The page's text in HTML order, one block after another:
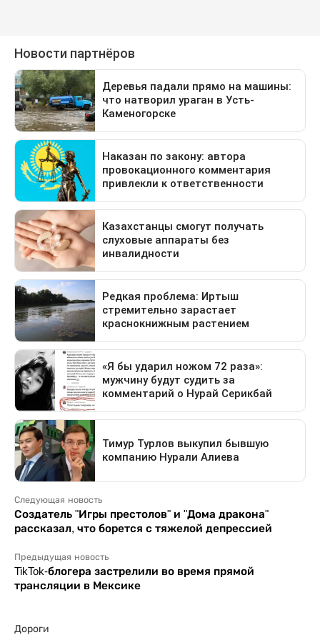
Следующая новость
Создатель "Игры престолов" и "Дома дракона"
рассказал, что борется с тяжелой депрессией
Предыдущая новость
TikTok-блогера застрелили во время прямой
трансляции в Мексике
Дороги